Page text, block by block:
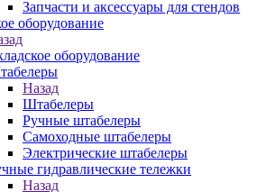
Запчасти и аксессуары для стендов
оборудование
оборудование
Назад
Штабелеры
Ручные штабелеры
Самоходные штабелеры
Электрические штабелеры
гидравлические тележки
Назад